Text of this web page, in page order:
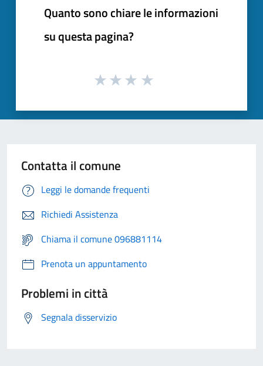
Quanto sono chiare le informazioni
su questa pagina?
Contatta il comune
Leggi le domande frequenti
Richiedi Assistenza
Chiama il comune 096881114
Prenota un appuntamento
Problemi in città
Segnala disservizio